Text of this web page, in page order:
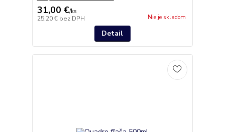
31,00 €/ks
25,20 € bez DPH Nie je skladom
Detail